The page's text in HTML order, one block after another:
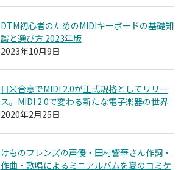
DTM初心者のためのMIDIキーボードの基礎知
識と選び方 2023年版
2023年10月9日
日米合意でMIDI 2.0が正式規格としてリリー
ス。MIDI 2.0で変わる新たな電子楽器の世界
2020年2月25日
けものフレンズの声優・田村響華さん作詞・
作曲・歌唱によるミニアルバムを夏のコミケ